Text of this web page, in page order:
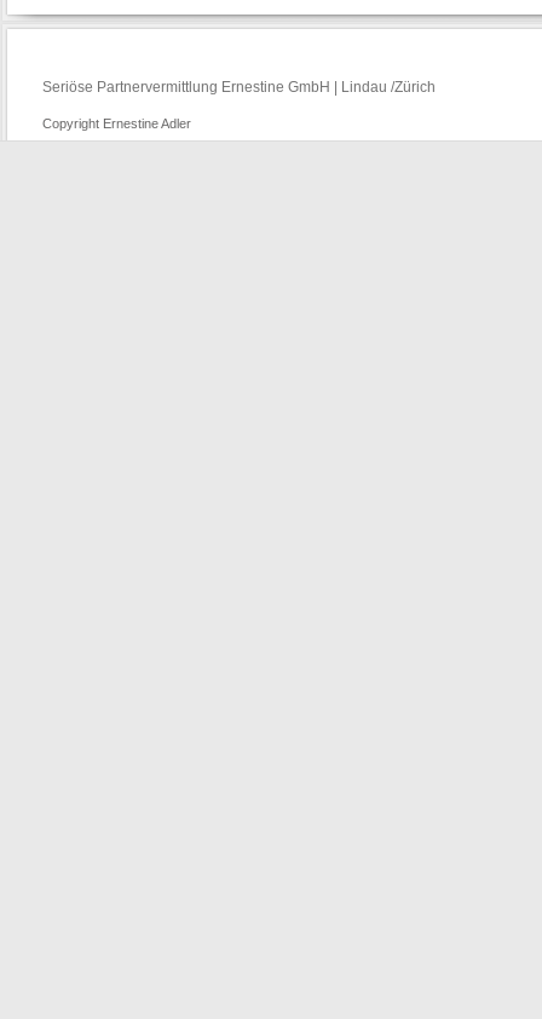
Seriöse Partnervermittlung Ernestine GmbH | Lindau /Zürich
Copyright Ernestine Adler